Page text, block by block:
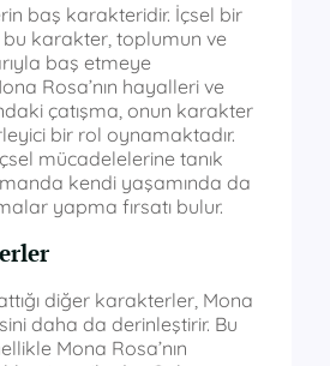
baş karakteridir. İçsel bir
bu karakter, toplumun ve
baş etmeye
Rosa’nın hayalleri ve
çatışma, onun karakter
bir rol oynamaktadır.
mücadelelerine tanık
kendi yaşamında da
yapma fırsatı bulur.
diğer karakterler, Mona
daha da derinleştirir. Bu
Mona Rosa’nın